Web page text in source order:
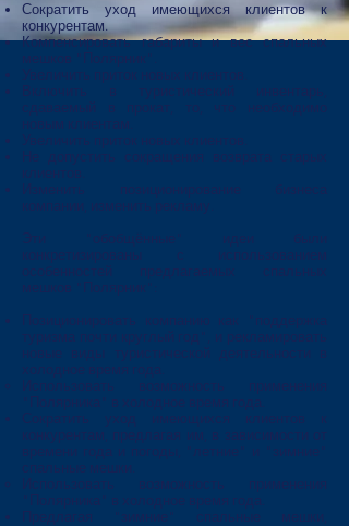
Сократить уход имеющихся клиентов к
конкурентам.
Компенсировать габариты и вес спальных
мешков "Полярник".
Увеличить приток новых клиентов.
Включить в туристический инвентарь,
сдаваемый в прокат, то, что необходимо
новым клиентам.​
Увеличить приток новых клиентов.
Не допустить сокращения возврата старых
клиентов.
Изменить позиционирование бизнеса
компании, изменить рекламу.
Эти "обобщённые" идеи были
конкретизированы с использованием
особенностей предлагаемых спальных
мешков "Полярник":
Позиционировать компанию как "поддержка
туризма почти круглый год", и рекламировать
новые виды туристической деятельности в
холодное время года.
Использовать возможность применения
"Полярника" в холодное время года.​
Сократить уход имеющихся клиентов к
конкурентам, предлагая им, в зависимости от
времени года и погоды, "летние" и "зимние"
спальные мешки.
Использовать возможность применения
"Полярника" в холодное время года.​
Предлагая "зимние" спальные мешки,